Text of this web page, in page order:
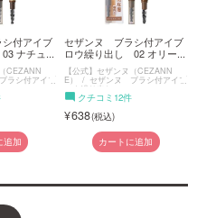
付アイブ
ナチュ...
CEZANN
シ付アイブ
追加
セザンヌ ブラシ付アイブ
ロウ繰り出し 02 オリー...
【公式】セザンヌ（CEZANN
E） セザンヌ ブラシ付アイブ
ロウ繰り出し
クチコミ12件
638
カートに追加